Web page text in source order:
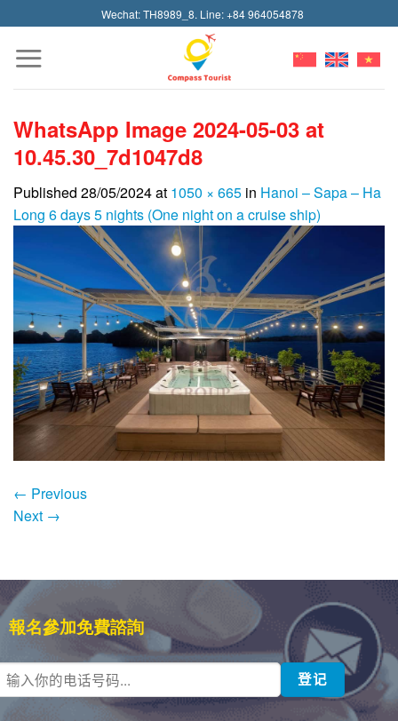
to
content
Wechat: TH8989_8. Line: +84 964054878
WhatsApp Image 2024-05-03 at
10.45.30_7d1047d8
Published 28/05/2024at 1050 × 665 in Hanoi – Sapa – Ha
Long 6 days 5 nights (One night on a cruise ship)
← Previous
Next →
報名參加免費諮詢